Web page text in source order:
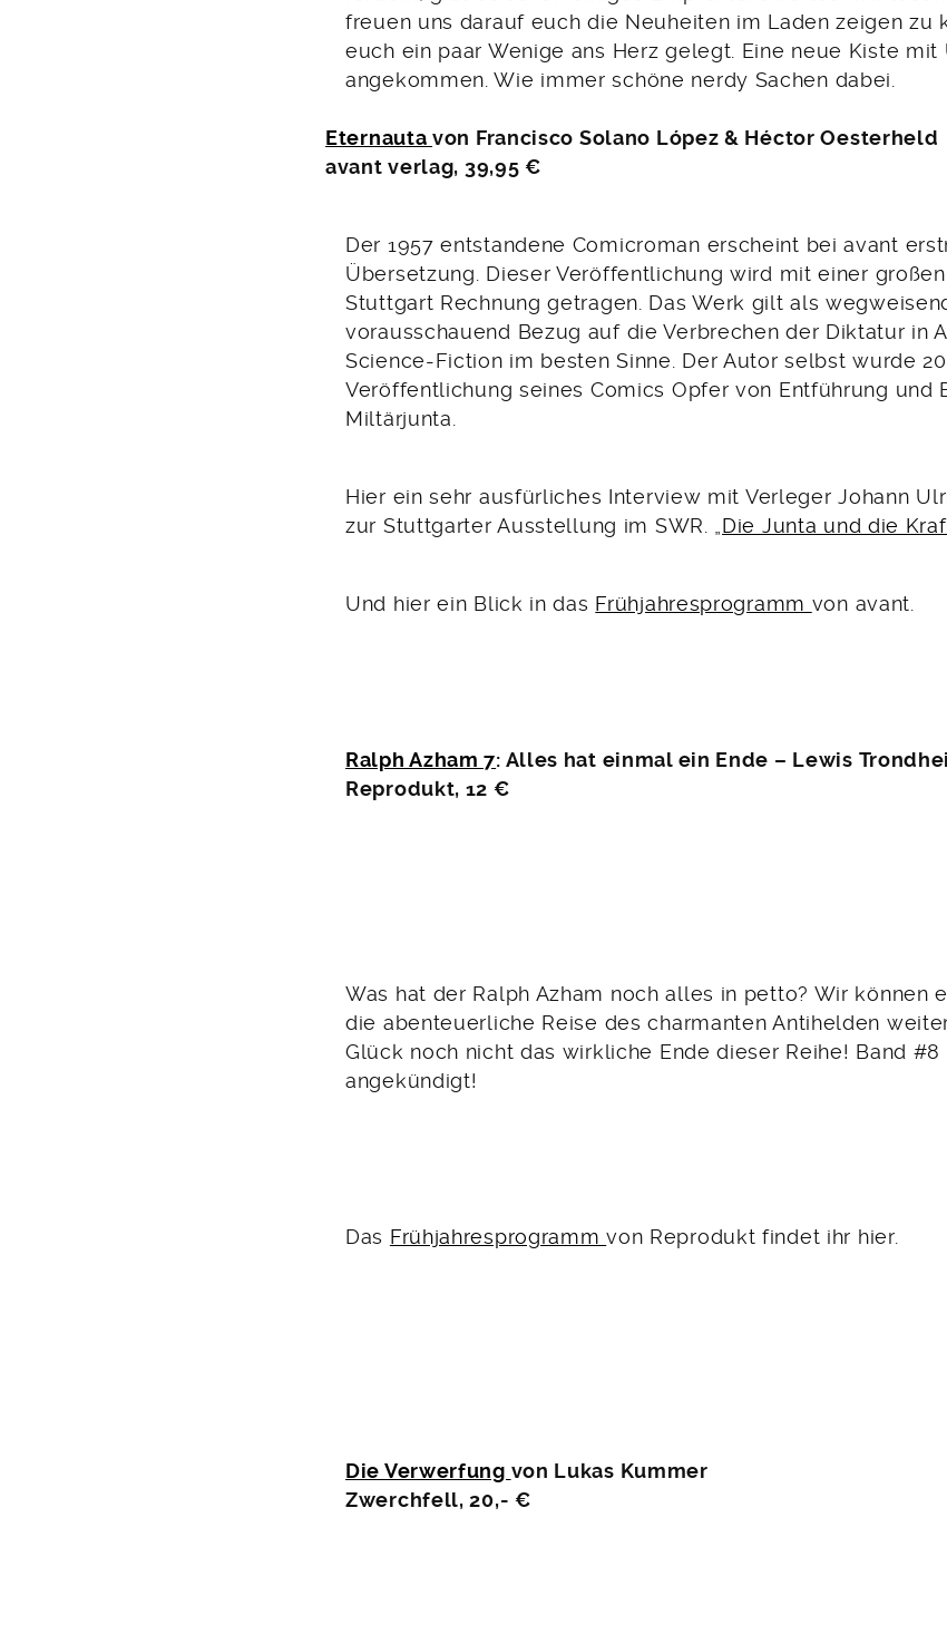
freuen uns darauf euch die Neuheiten im Laden zeigen zu
euch ein paar Wenige ans Herz gelegt. Eine neue Kiste mit
angekommen. Wie immer schöne nerdy Sachen dabei.
Eternautavon Francisco Solano López & Héctor Oesterheld
avant verlag, 39,95 €
Der 1957 entstandene Comicroman erscheint bei avant
Übersetzung. Dieser Veröffentlichung wird mit einer
Stuttgart Rechnung getragen. Das Werk gilt als
vorausschauend Bezug auf die Verbrechen der Diktatur in
Science-Fiction im besten Sinne. Der Autor selbst wurde
Veröffentlichung seines Comics Opfer von Entführung und
Miltärjunta.
Hier ein sehr ausfürliches Interview mit Verleger Johann
zur Stuttgarter Ausstellung im SWR. „ Die Junta und die
Und hier ein Blick in das Frühjahresprogramm von avant.
Ralph Azham 7: Alles hat einmal ein Ende – Lewis
Reprodukt, 12 €
Was hat der Ralph Azham noch alles in petto? Wir können
die abenteuerliche Reise des charmanten Antihelden
Glück noch nicht das wirkliche Ende dieser Reihe! Band
angekündigt!
Das Frühjahresprogrammvon Reprodukt findet ihr hier.
Die Verwerfung von Lukas Kummer
Zwerchfell, 20,- €